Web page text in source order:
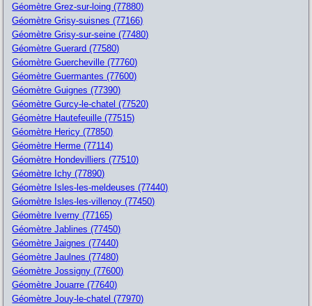
Géomètre Grez-sur-loing (77880)
Géomètre Grisy-suisnes (77166)
Géomètre Grisy-sur-seine (77480)
Géomètre Guerard (77580)
Géomètre Guercheville (77760)
Géomètre Guermantes (77600)
Géomètre Guignes (77390)
Géomètre Gurcy-le-chatel (77520)
Géomètre Hautefeuille (77515)
Géomètre Hericy (77850)
Géomètre Herme (77114)
Géomètre Hondevilliers (77510)
Géomètre Ichy (77890)
Géomètre Isles-les-meldeuses (77440)
Géomètre Isles-les-villenoy (77450)
Géomètre Iverny (77165)
Géomètre Jablines (77450)
Géomètre Jaignes (77440)
Géomètre Jaulnes (77480)
Géomètre Jossigny (77600)
Géomètre Jouarre (77640)
Géomètre Jouy-le-chatel (77970)